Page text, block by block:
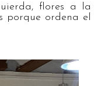
flores a la
porque ordena el